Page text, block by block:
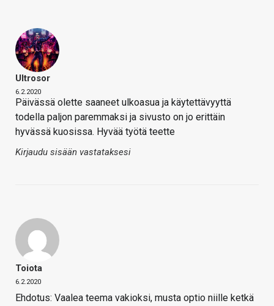
Ultrosor
6.2.2020
Päivässä olette saaneet ulkoasua ja käytettävyyttä
todella paljon paremmaksi ja sivusto on jo erittäin
hyvässä kuosissa. Hyvää työtä teette
Kirjaudu sisään vastataksesi
Toiota
6.2.2020
Ehdotus: Vaalea teema vakioksi, musta optio niille ketkä